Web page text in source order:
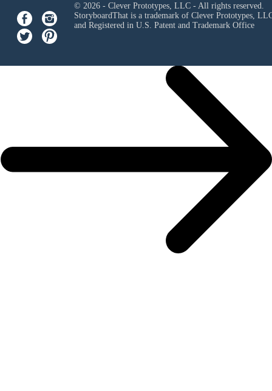
© 2026 - Clever Prototypes, LLC - All rights reserved.
StoryboardThat is a trademark of Clever Prototypes,
and Registered in U.S. Patent and Trademark Office